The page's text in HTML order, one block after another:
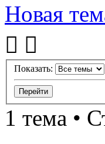
Новая
Показать:
1 тема •